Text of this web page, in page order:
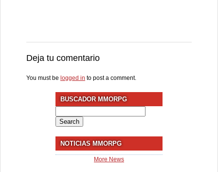
Deja tu comentario
You must be logged in to post a comment.
BUSCADOR MMORPG
for:
NOTICIAS MMORPG
More News